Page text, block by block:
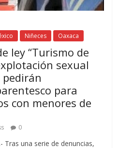
Niñeces Oaxaca
ley “Turismo de
sexual
para
con menores de
0
Tras una serie de denuncias,